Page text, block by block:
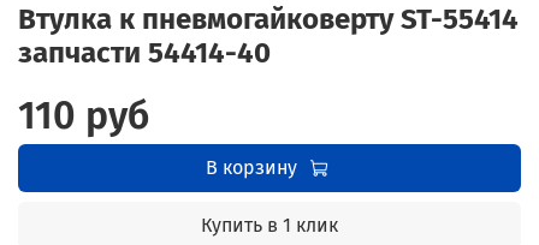
Втулка к пневмогайковерту ST-55414
запчасти 54414-40
110 руб
В корзину
Купить в 1 клик